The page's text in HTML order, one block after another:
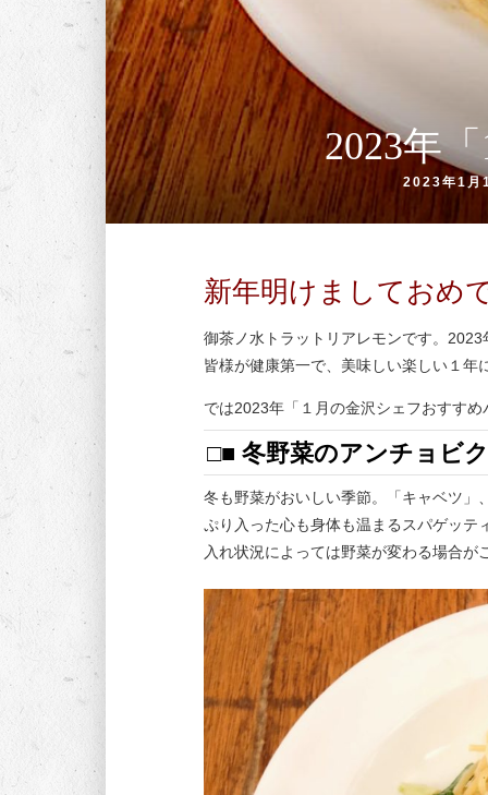
2023年
2023年1
新年明けましておめ
御茶ノ水トラットリアレモンです。
皆様が健康第一で、美味しい楽しい１
では2023年「１月の金沢シェフおすす
□■ 冬野菜のアンチョビ
冬も野菜がおいしい季節。「キャベツ」
ぷり入った心も身体も温まるスパゲッ
入れ状況によっては野菜が変わる場合が